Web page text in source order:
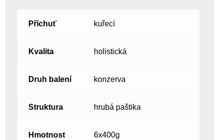
Příchuť kuřecí
Kvalita holistická
Druh balení konzerva
Struktura hrubá paštika
Hmotnost
6x400g